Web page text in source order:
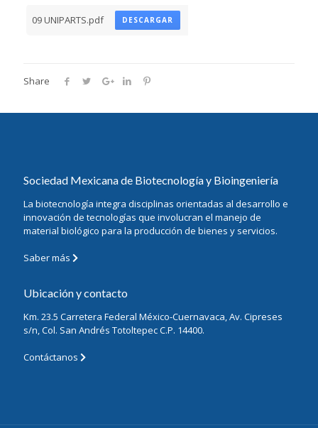
09 UNIPARTS.pdf DESCARGAR
Share
Sociedad Mexicana de Biotecnología y Bioingeniería
La biotecnología integra disciplinas orientadas al desarrollo e
innovación de tecnologías que involucran el manejo de
material biológico para la producción de bienes y servicios.
Saber más
Ubicación y contacto
Km. 23.5 Carretera Federal México-Cuernavaca, Av. Cipreses
s/n, Col. San Andrés Totoltepec C.P. 14400.
Contáctanos